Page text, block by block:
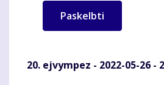
ejvympez - 2022-05-26 -